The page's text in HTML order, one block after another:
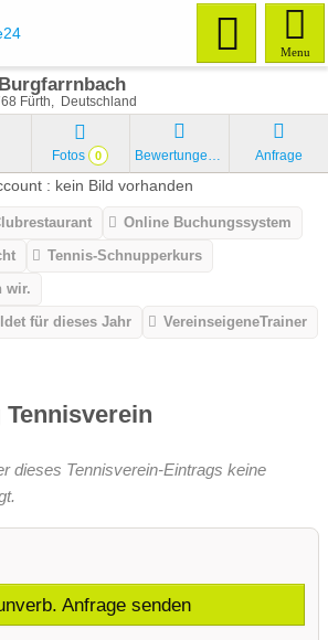
Menu
Fürth Deutschland
Fotos 0 Bewertungen Anfrage
Online Buchungssystem
Tennis-Schnupperkurs
wir.
für dieses Jahr
VereinseigeneTrainer
dieses Tennisverein-Eintrags keine
Anfrage senden